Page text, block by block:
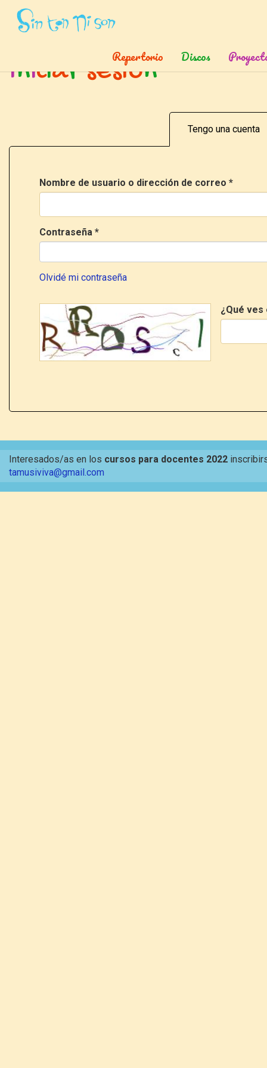
Repertorio Discos
Inicio » Ingresar
Iniciarsesión
Tengo una cuenta
Nombre de usuario o dirección de correo *
Contraseña *
Olvidé mi contraseña
¿Qué
Interesados/as en los cursos para docentes 2022
tamusiviva@gmail.com